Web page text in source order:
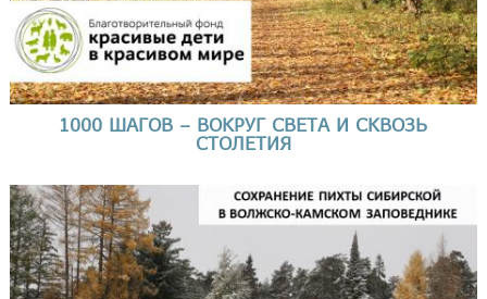
1000 ШАГОВ – ВОКРУГ СВЕТА И СКВОЗЬ
СТОЛЕТИЯ